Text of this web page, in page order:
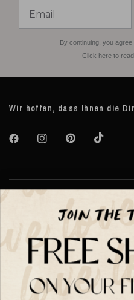
By continuing, you
Click here to
Wir hoffen, dass Ihnen die
Über TILTIL
Help
Hilfe und Informationen